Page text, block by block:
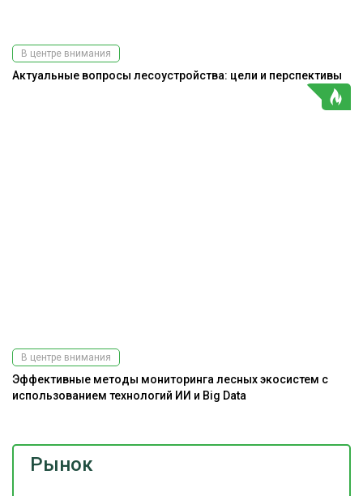
Рынок
В центре внимания
Актуальные вопросы лесоустройства: цели и перспективы
В центре внимания
Эффективные методы мониторинга лесных экосистем с
использованием технологий ИИ и Big Data